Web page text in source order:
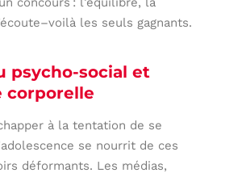
les seuls gagnants.
psycho-social et
corporelle
à la tentation de se
se nourrit de ces
déformants. Les médias,